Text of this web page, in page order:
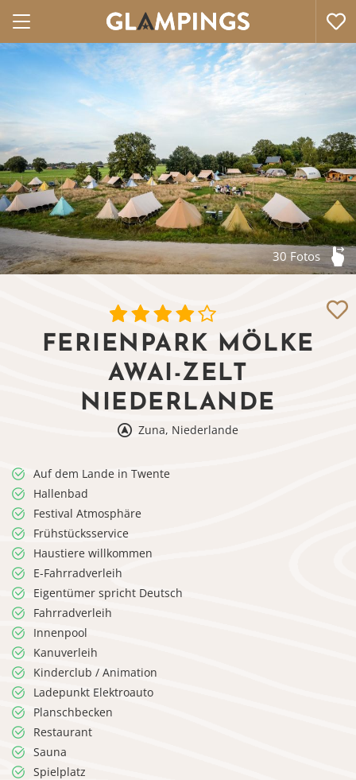
30 Fotos
FERIENPARK MÖLKE
AWAI-ZELT
NIEDERLANDE
Zuna, Niederlande
Auf dem Lande in Twente
Hallenbad
Festival Atmosphäre
Frühstücksservice
Haustiere willkommen
E-Fahrradverleih
Eigentümer spricht Deutsch
Fahrradverleih
Innenpool
Kanuverleih
Kinderclub / Animation
Ladepunkt Elektroauto
Planschbecken
Restaurant
Sauna
Spielplatz